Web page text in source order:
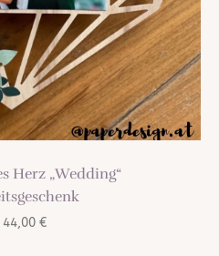
Herz „Wedding“
44,00 €